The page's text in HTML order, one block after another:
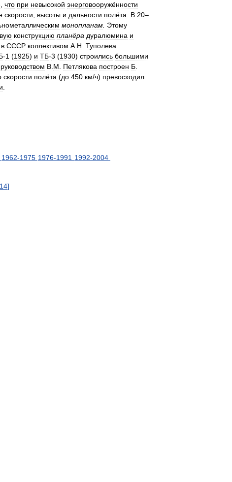
что при невысокой энерговооружённости
скорости высоты и дальности полёта В 20–
монопланам Этому
конструкцию планёра дуралюмина и
в СССР коллективом А Н Туполева
-1 (1925) и ТБ-3 (1930) строились большими
руководством В М Петлякова построен Б
скорости полёта (до 450 км/ч) превосходил
1962-1975 1976-1991 1992-2004
]